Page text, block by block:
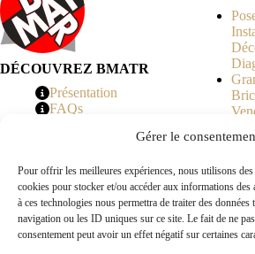
Gérer le
Pour offrir les meilleures expériences, nous utilisons
cookies pour stocker et/ou accéder aux informations
à ces technologies nous permettra de traiter des
navigation ou les ID uniques sur ce site. Le fait de ne
consentement peut avoir un effet négatif sur certaines
DÉCOUVREZ BMATR
Présentation
FAQs
en
© 2026 BMATR® — Tous droits réservés.